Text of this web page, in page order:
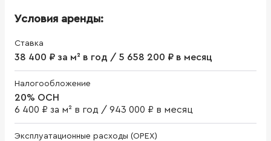
Условия аренды:
Ставка
38 400 ₽ за м² в год / 5 658 200 ₽ в месяц
Налогообложение
20% ОСН
6 400 ₽ за м² в год / 943 000 ₽ в месяц
Эксплуатационные расходы (OPEX)